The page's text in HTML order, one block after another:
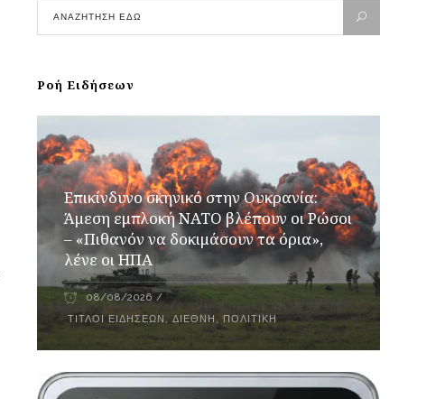
Ροή Ειδήσεων
Επικίνδυνο σκηνικό στην Ουκρανία:
Άμεση εμπλοκή ΝΑΤΟ βλέπουν οι Ρώσοι
– «Πιθανόν να δοκιμάσουν τα όρια»,
λένε οι ΗΠΑ
08/08/2026
ΤΊΤΛΟΙ ΕΙΔΉΣΕΩΝ ,ΔΙΕΘΝΉ , ΠΟΛΙΤΙΚΉ